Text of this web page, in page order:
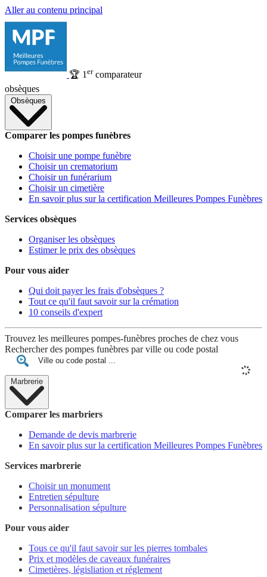
Aller au contenu principal
🏆 1 ercomparateur
obsèques
Obsèques
Comparer les pompes funèbres
Choisir une pompe funèbre
Choisir un crematorium
Choisir un funérarium
Choisir un cimetière
En savoir plus sur la certification Meilleures Pompes Funèbres
Services obsèques
Organiser les obsèques
Estimer le prix des obsèques
Pour vous aider
Qui doit payer les frais d'obsèques ?
Tout ce qu'il faut savoir sur la crémation
10 conseils d'expert
Trouvez les meilleures pompes-funèbres proches de chez vous
Rechercher des pompes funèbres par ville ou code postal
Marbrerie
Comparer les marbriers
Demande de devis marbrerie
En savoir plus sur la certification Meilleures Pompes Funèbres
Services marbrerie
Choisir un monument
Entretien sépulture
Personnalisation sépulture
Pour vous aider
Tous ce qu'il faut savoir sur les pierres tombales
Prix et modèles de caveaux funéraires
Cimetières, législiation et réglement